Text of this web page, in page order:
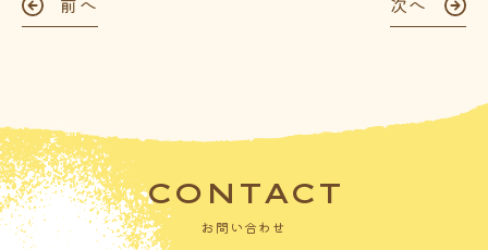
CONTACT
お問い合わせ